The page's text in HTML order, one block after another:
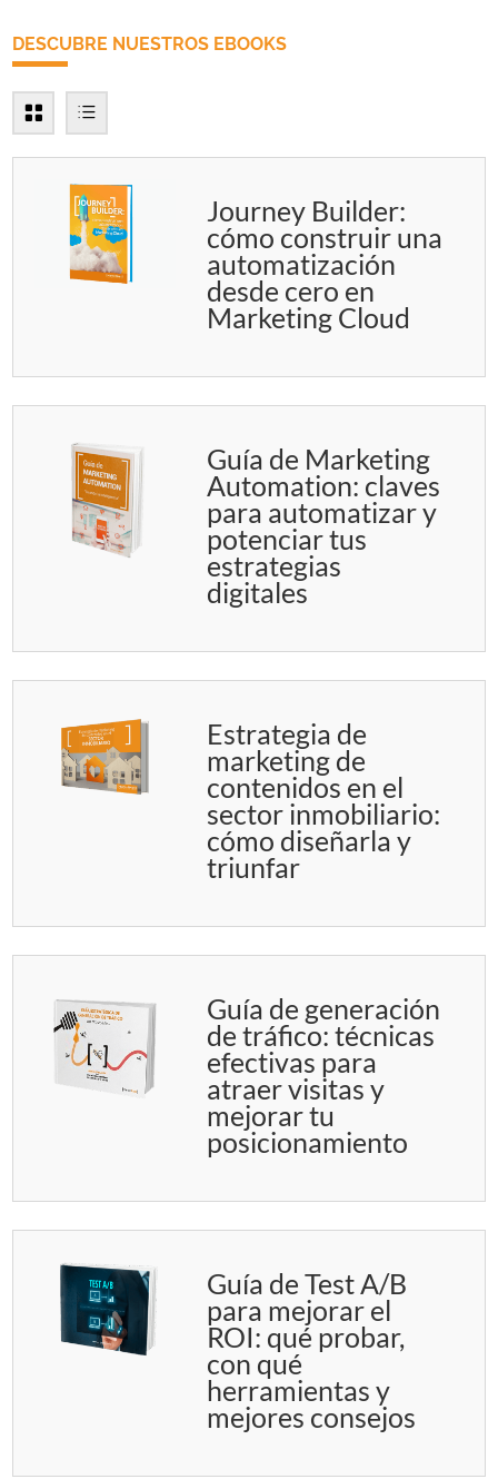
DESCUBRE NUESTROS EBOOKS
Journey Builder:
cómo construir una
automatización
desde cero en
Marketing Cloud
Guía de Marketing
Automation: claves
para automatizar y
potenciar tus
estrategias
digitales
Estrategia de
marketing de
contenidos en el
sector inmobiliario:
cómo diseñarla y
triunfar
Guía de generación
de tráfico: técnicas
efectivas para
atraer visitas y
mejorar tu
posicionamiento
Guía de Test A/B
para mejorar el
ROI: qué probar,
con qué
herramientas y
mejores consejos